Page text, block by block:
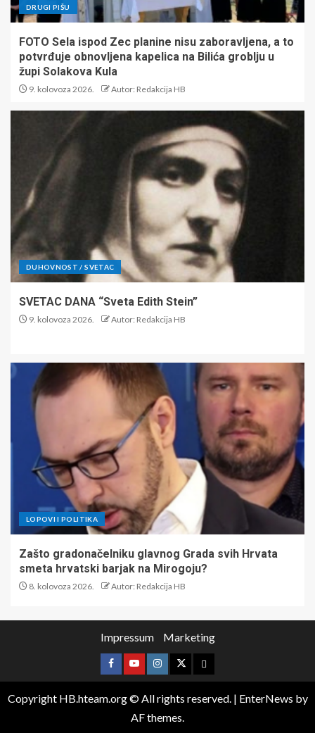
DRUGI PIŠU
FOTO Sela ispod Zec planine nisu zaboravljena, a to
potvrđuje obnovljena kapelica na Bilića groblju u
župi Solakova Kula
9. kolovoza 2026. Autor: Redakcija HB
DUHOVNOST / SVETAC
SVETAC DANA “Sveta Edith Stein”
9. kolovoza 2026. Autor: Redakcija HB
LOPOVI I POLITIKA
Zašto gradonačelniku glavnog Grada svih Hrvata
smeta hrvatski barjak na Mirogoju?
8. kolovoza 2026. Autor: Redakcija HB
Impressum Marketing
Copyright HB.hteam.org © All rights reserved. | EnterNews by
AF themes.